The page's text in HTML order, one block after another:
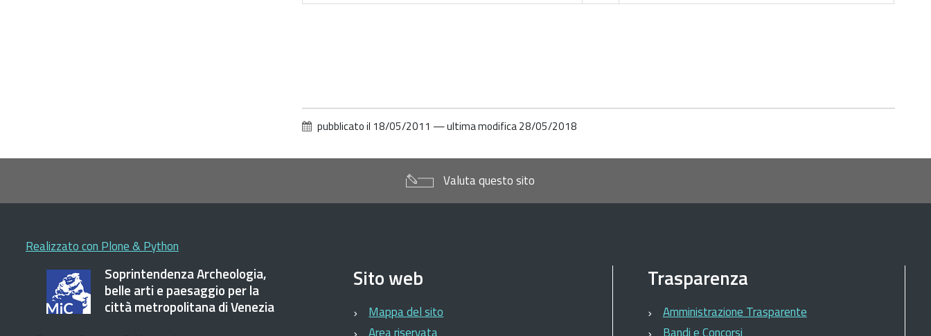
pubblicato il 18/05/2011 —ultima modifica28/05/2018
Valuta questo sito
Realizzato con Plone & Python
Soprintendenza Archeologia,
belle arti e paesaggio per la
città metropolitana di Venezia
Sito web
Mappa del sito
Trasparenza
Amministrazione Trasparente